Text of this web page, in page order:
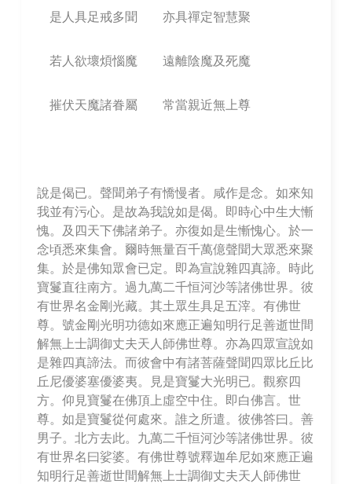
是人具足戒多聞 亦具禪定智慧聚
若人欲壞煩惱魔 遠離陰魔及死魔
摧伏天魔諸眷屬 常當親近無上尊
說是偈已。聲聞弟子有憍慢者。咸作是念。如來知
我並有污心。是故為我說如是偈。即時心中生大慚
愧。及四天下佛諸弟子。亦復如是生慚愧心。於一
念頃悉來集會。爾時無量百千萬億聲聞大眾悉來聚
集。於是佛知眾會已定。即為宣說雜四真諦。時此
寶鬘直往南方。過九萬二千恒河沙等諸佛世界。彼
有世界名金剛光藏。其土眾生具足五滓。有佛世
尊。號金剛光明功德如來應正遍知明行足善逝世間
解無上士調御丈夫天人師佛世尊。亦為四眾宣說如
是雜四真諦法。而彼會中有諸菩薩聲聞四眾比丘比
丘尼優婆塞優婆夷。見是寶鬘大光明已。觀察四
方。仰見寶鬘在佛頂上虛空中住。即白佛言。世
尊。如是寶鬘從何處來。誰之所遣。彼佛答曰。善
男子。北方去此。九萬二千恒河沙等諸佛世界。彼
有世界名曰娑婆。有佛世尊號釋迦牟尼如來應正遍
知明行足善逝世間解無上士調御丈夫天人師佛世